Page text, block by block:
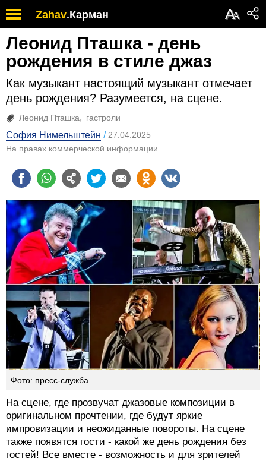
Zahav.Карман АА
Леонид Пташка - день
рождения в стиле джаз
Как музыкант настоящий музыкант отмечает
день рождения? Разумеется, на сцене.
Леонид Пташка гастроли
София Нимельштейн
27.04.2025
На правах коммерческой информации
Фото: пресс-служба
На сцене, где прозвучат джазовые композиции в
оригинальном прочтении, где будут яркие
импровизации и неожиданные повороты. На сцене
также появятся гости - какой же день рождения без
гостей! Все вместе - возможность и для зрителей